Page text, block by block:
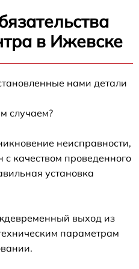
в Ижевске
нами детали
случаем?
неисправности,
с качеством проведенного
установка
выход из
параметрам